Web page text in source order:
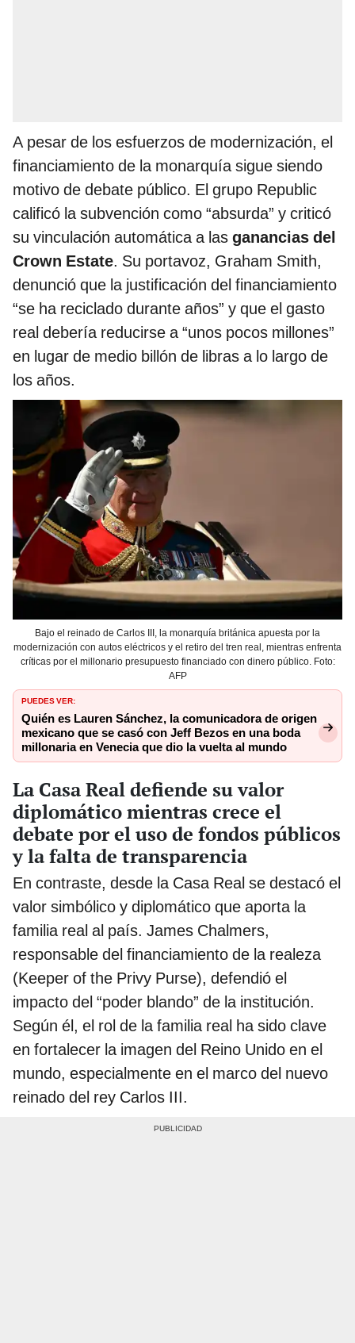
A pesar de los esfuerzos de modernización, el
financiamiento de la monarquía sigue siendo
motivo de debate público. El grupo Republic
calificó la subvención como “absurda” y criticó
su vinculación automática a las ganancias del
Crown Estate. Su portavoz, Graham Smith,
denunció que la justificación del financiamiento
“se ha reciclado durante años” y que el gasto
real debería reducirse a “unos pocos millones”
en lugar de medio billón de libras a lo largo de
los años.
Bajo el reinado de Carlos III, la monarquía británica apuesta por la
modernización con autos eléctricos y el retiro del tren real, mientras enfrenta
críticas por el millonario presupuesto financiado con dinero público. Foto:
AFP
PUEDES VER:
Quién es Lauren Sánchez, la comunicadora de origen
mexicano que se casó con Jeff Bezos en una boda
millonaria en Venecia que dio la vuelta al mundo
La Casa Real defiende su valor
diplomático mientras crece el
debate por el uso de fondos públicos
y la falta de transparencia
En contraste, desde la Casa Real se destacó el
valor simbólico y diplomático que aporta la
familia real al país. James Chalmers,
responsable del financiamiento de la realeza
(Keeper of the Privy Purse), defendió el
impacto del “poder blando” de la institución.
Según él, el rol de la familia real ha sido clave
en fortalecer la imagen del Reino Unido en el
mundo, especialmente en el marco del nuevo
reinado del rey Carlos III.